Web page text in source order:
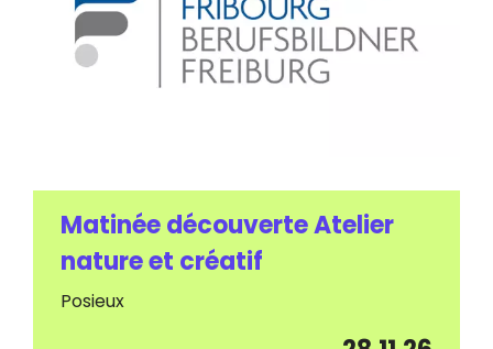
Matinée découverte Atelier
nature et créatif
Posieux